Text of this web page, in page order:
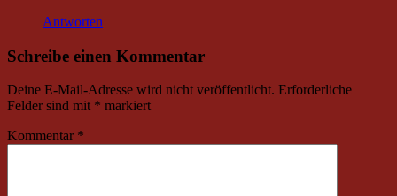
Antworten
Schreibe einen Kommentar
Deine E-Mail-Adresse wird nicht veröffentlicht. Erforderliche
Felder sind mit * markiert
Kommentar *